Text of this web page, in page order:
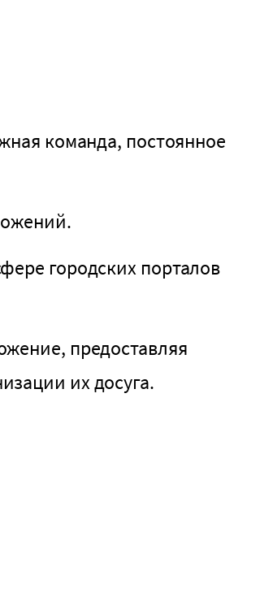
команда, постоянное
городских порталов
предоставляя
их досуга.